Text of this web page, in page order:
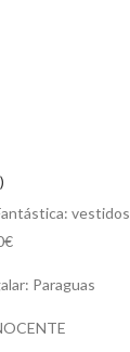
vestidos
Paraguas